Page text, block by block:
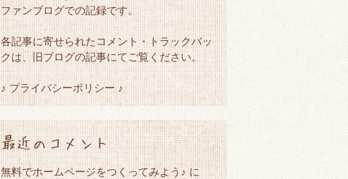
ファンブログでの記録です。
各記事に寄せられたコメント・トラックバッ
クは、旧ブログの記事にてご覧ください。
♪ プライバシーポリシー ♪
最近のコメント
無料でホームページをつくってみよう♪ に